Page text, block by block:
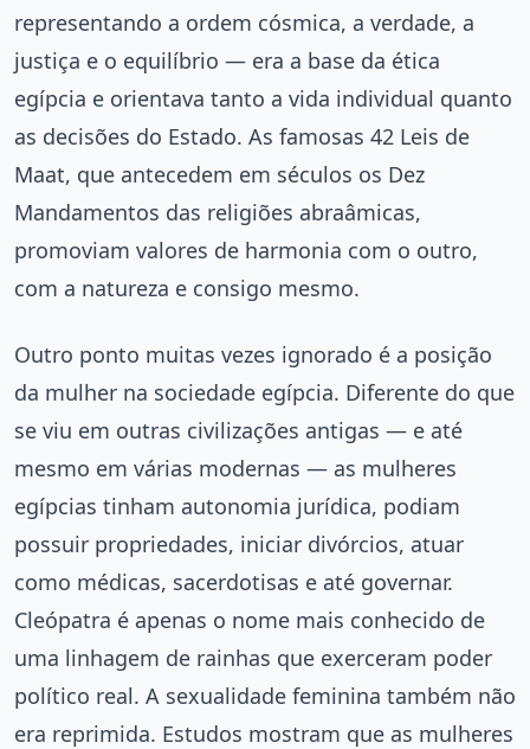
representando a ordem cósmica, a verdade, a
justiça e o equilíbrio — era a base da ética
egípcia e orientava tanto a vida individual quanto
as decisões do Estado. As famosas 42 Leis de
Maat, que antecedem em séculos os Dez
Mandamentos das religiões abraâmicas,
promoviam valores de harmonia com o outro,
com a natureza e consigo mesmo.
Outro ponto muitas vezes ignorado é a posição
da mulher na sociedade egípcia. Diferente do que
se viu em outras civilizações antigas — e até
mesmo em várias modernas — as mulheres
egípcias tinham autonomia jurídica, podiam
possuir propriedades, iniciar divórcios, atuar
como médicas, sacerdotisas e até governar.
Cleópatra é apenas o nome mais conhecido de
uma linhagem de rainhas que exerceram poder
político real. A sexualidade feminina também não
era reprimida. Estudos mostram que as mulheres